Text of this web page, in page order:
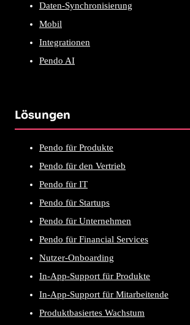
Daten-Synchronisierung
Mobil
Integrationen
Pendo AI
Lösungen
Pendo für Produkte
Pendo für den Vertrieb
Pendo für IT
Pendo für Startups
Pendo für Unternehmen
Pendo für Financial Services
Nutzer-Onboarding
In-App-Support für Produkte
In-App-Support für Mitarbeitende
Produktbasiertes Wachstum